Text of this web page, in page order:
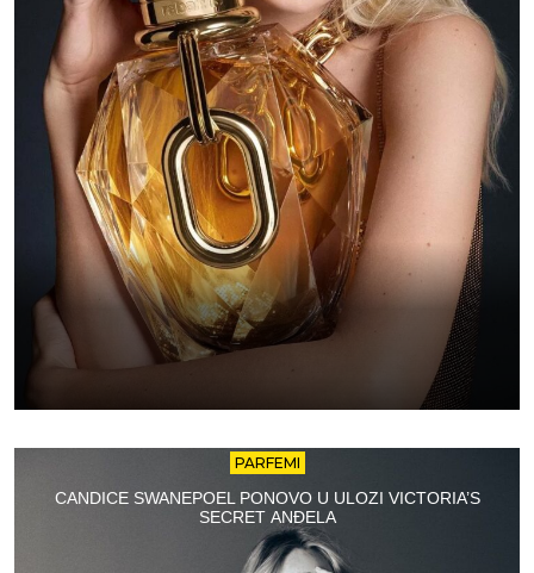
PARFEMI
CANDICE SWANEPOEL PONOVO U ULOZI VICTORIA’S
SECRET ANĐELA